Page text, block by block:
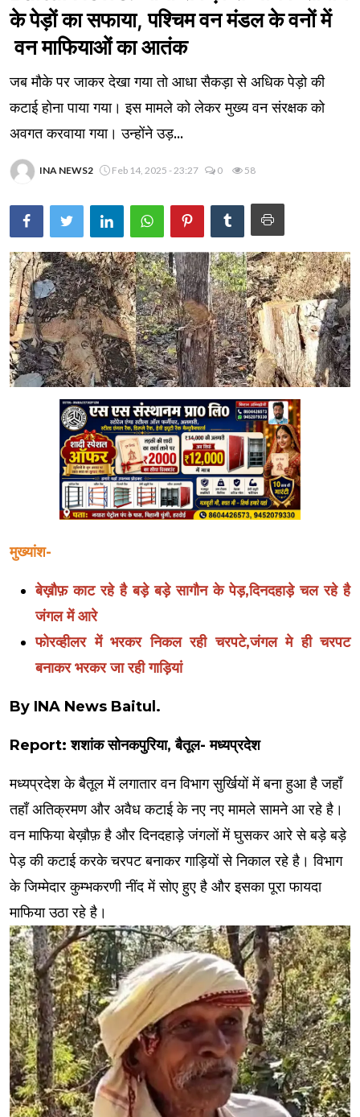
के पेड़ों का सफाया, पश्चिम वन मंडल के वनों में
वन माफियाओं का आतंक
जब मौके पर जाकर देखा गया तो आधा सैकड़ा से अधिक पेड़ो की
कटाई होना पाया गया। इस मामले को लेकर मुख्य वन संरक्षक को
अवगत करवाया गया। उन्होंने उड़...
INA NEWS2 Feb 14, 2025 - 23:27 0 58
मुख्यांश-
बेख़ौफ़ काट रहे है बड़े बड़े सागौन के पेड़,दिनदहाड़े चल रहे है
जंगल में आरे
फोरव्हीलर में भरकर निकल रही चरपटे,जंगल मे ही चरपट
बनाकर भरकर जा रही गाड़ियां
By INA News Baitul.
Report: शशांक सोनकपुरिया, बैतूल- मध्यप्रदेश
मध्यप्रदेश के बैतूल में लगातार वन विभाग सुर्खियों में बना हुआ है जहाँ
तहाँ अतिक्रमण और अवैध कटाई के नए नए मामले सामने आ रहे है।
वन माफिया बेख़ौफ़ है और दिनदहाड़े जंगलों में घुसकर आरे से बड़े बड़े
पेड़ की कटाई करके चरपट बनाकर गाड़ियों से निकाल रहे है। विभाग
के जिम्मेदार कुम्भकरणी नींद में सोए हुए है और इसका पूरा फायदा
माफिया उठा रहे है।